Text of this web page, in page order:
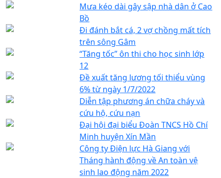
Mưa kéo dài gây sập nhà dân ở Cao
Bồ
Đi đánh bắt cá, 2 vợ chồng mất tích
trên sông Gâm
“Tăng tốc” ôn thi cho học sinh lớp
12
Đề xuất tăng lương tối thiểu vùng
6% từ ngày 1/7/2022
Diễn tập phương án chữa cháy và
cứu hộ, cứu nạn
Đại hội đại biểu Đoàn TNCS Hồ Chí
Minh huyện Xín Mần
Công ty Điện lực Hà Giang với
Tháng hành động về An toàn vệ
sinh lao động năm 2022